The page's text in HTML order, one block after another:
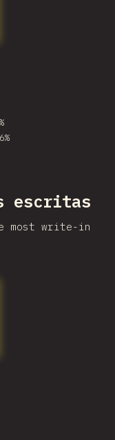
escritas
most write-in